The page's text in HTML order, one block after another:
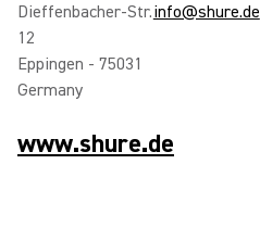
Dieffenbacher-Str.
12
Eppingen - 75031
Germany
www.shure.de
info@shure.de